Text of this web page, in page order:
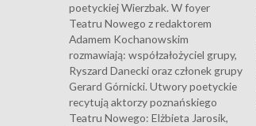
poetyckiej Wierzbak. W foyer
Teatru Nowego z redaktorem
Adamem Kochanowskim
rozmawiają: współzałożyciel grupy,
Ryszard Danecki oraz członek grupy
Gerard Górnicki. Utwory poetyckie
recytują aktorzy poznańskiego
Teatru Nowego: Elżbieta Jarosik,